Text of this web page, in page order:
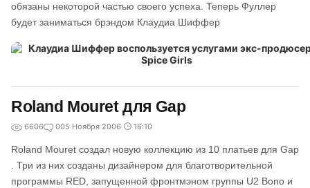
обязаны некоторой частью своего успеха. Теперь Фуллер
будет заниматься брэндом Клаудиа Шиффер
Roland Mouret для Gap
6606 005 Ноября 2006 16:10
Roland Mouret создал новую коллекцию из 10 платьев для Gap
. Три из них созданы дизайнером для благотворительной
программы RED, запущенной фронтмэном группы U2 Bono и